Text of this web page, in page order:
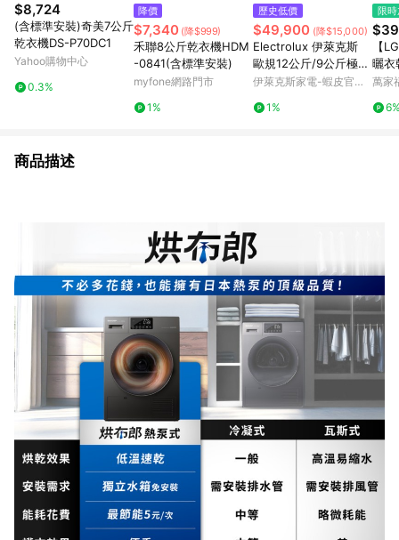
$8,724
(含標準安裝)奇美7公斤
乾衣機DS-P70DC1
Yahoo購物中心
0.3%
降價
$7,340 (降$999)
禾聯8公斤乾衣機HDM
-0841(含標準安裝)
myfone網路門市
1%
歷史低價
$49,900 (降$15,000)
Electrolux 伊萊克斯
歐規12公斤/9公斤極淨
呵護 900系列 洗脫烘
C)
伊萊克斯家電-蝦皮官方
1%
限
【
曬衣
-
萬家
商品描述